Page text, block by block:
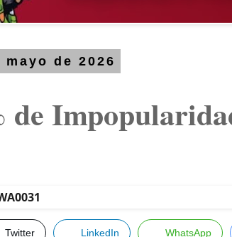
de 2026
de
Twitter LinkedIn WhatsApp